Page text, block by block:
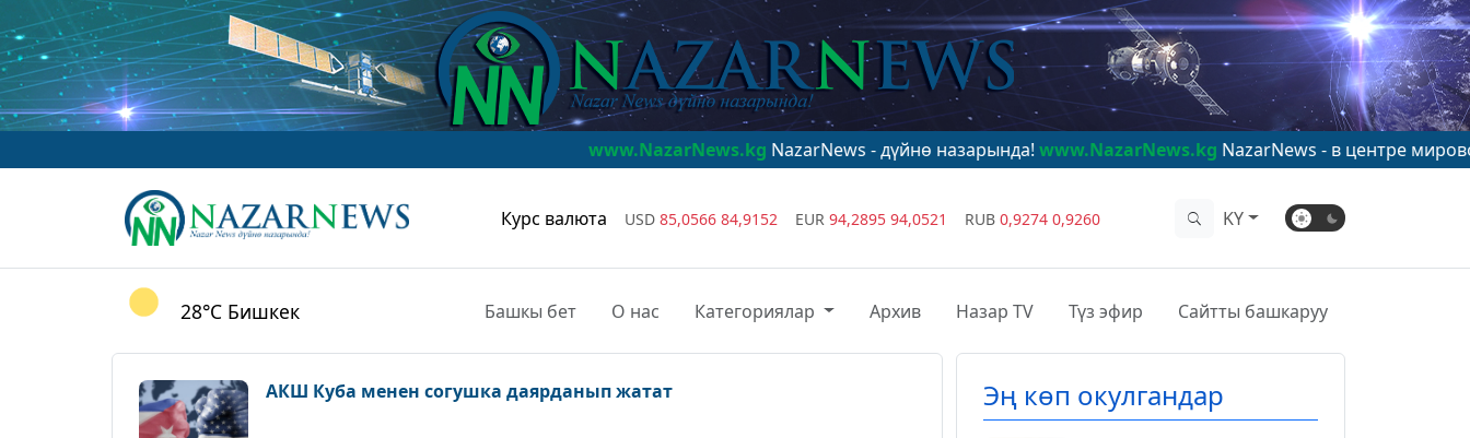
www.NazarNews.kgNazarNews - дүйнө назарында!www.NazarNews.kgNazarNews - в центре мирового
Курс валюта USD 85,0566 84,9152 EUR 94,2895 94,0521 RUB 0,9274 0,9260 KY
28°C Бишкек Башкы бет О нас Категориялар Архив Назар TV Түз эфир Сайтты башкаруу
АКШ Куба менен согушка даярданып жатат Эң көп окулгандар